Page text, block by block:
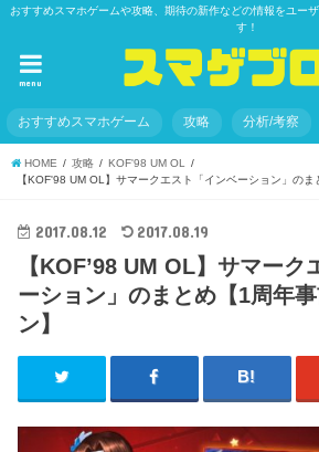
おすすめスマホゲームや攻略、期待の新作などの情報をユー
す！
menu
おすすめスマホゲーム 攻略 分析/考察
HOME 攻略
KOF'98 UM OL
【KOF'98 UM OL】サマークエスト「インベーション」のま
2017.08.12 2017.08.19
【KOF’98 UM OL】サマーク
ーション」のまとめ【1周年
ン】